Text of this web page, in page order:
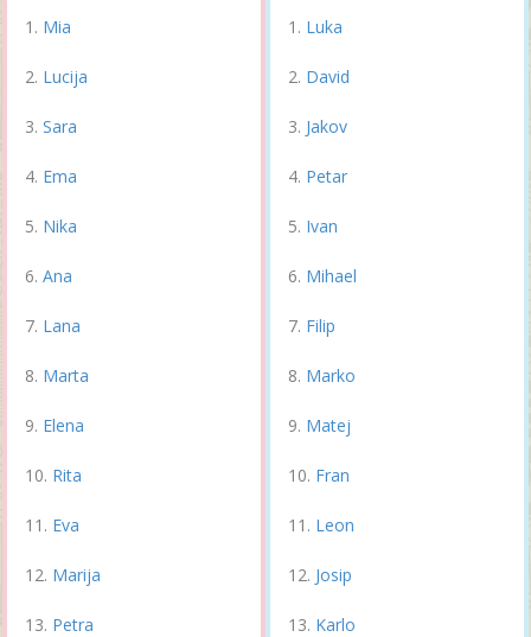
Mia
Lucija
Sara
Ema
Nika
Ana
Lana
Marta
Elena
Rita
Eva
Marija
Petra
Luka
David
Jakov
Petar
Ivan
Mihael
Filip
Marko
Matej
Fran
Leon
Josip
Karlo